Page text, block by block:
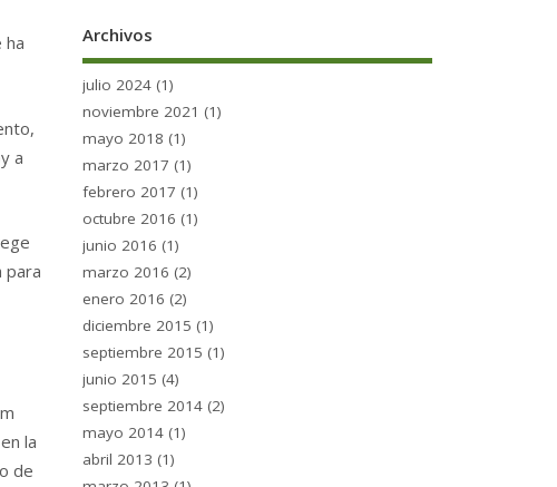
ha
a
para
la
de
Archivos
julio 2024 (1)
noviembre 2021 (1)
mayo 2018 (1)
marzo 2017 (1)
febrero 2017 (1)
octubre 2016 (1)
junio 2016 (1)
marzo 2016 (2)
enero 2016 (2)
diciembre 2015 (1)
septiembre 2015 (1)
junio 2015 (4)
septiembre 2014 (2)
mayo 2014 (1)
abril 2013 (1)